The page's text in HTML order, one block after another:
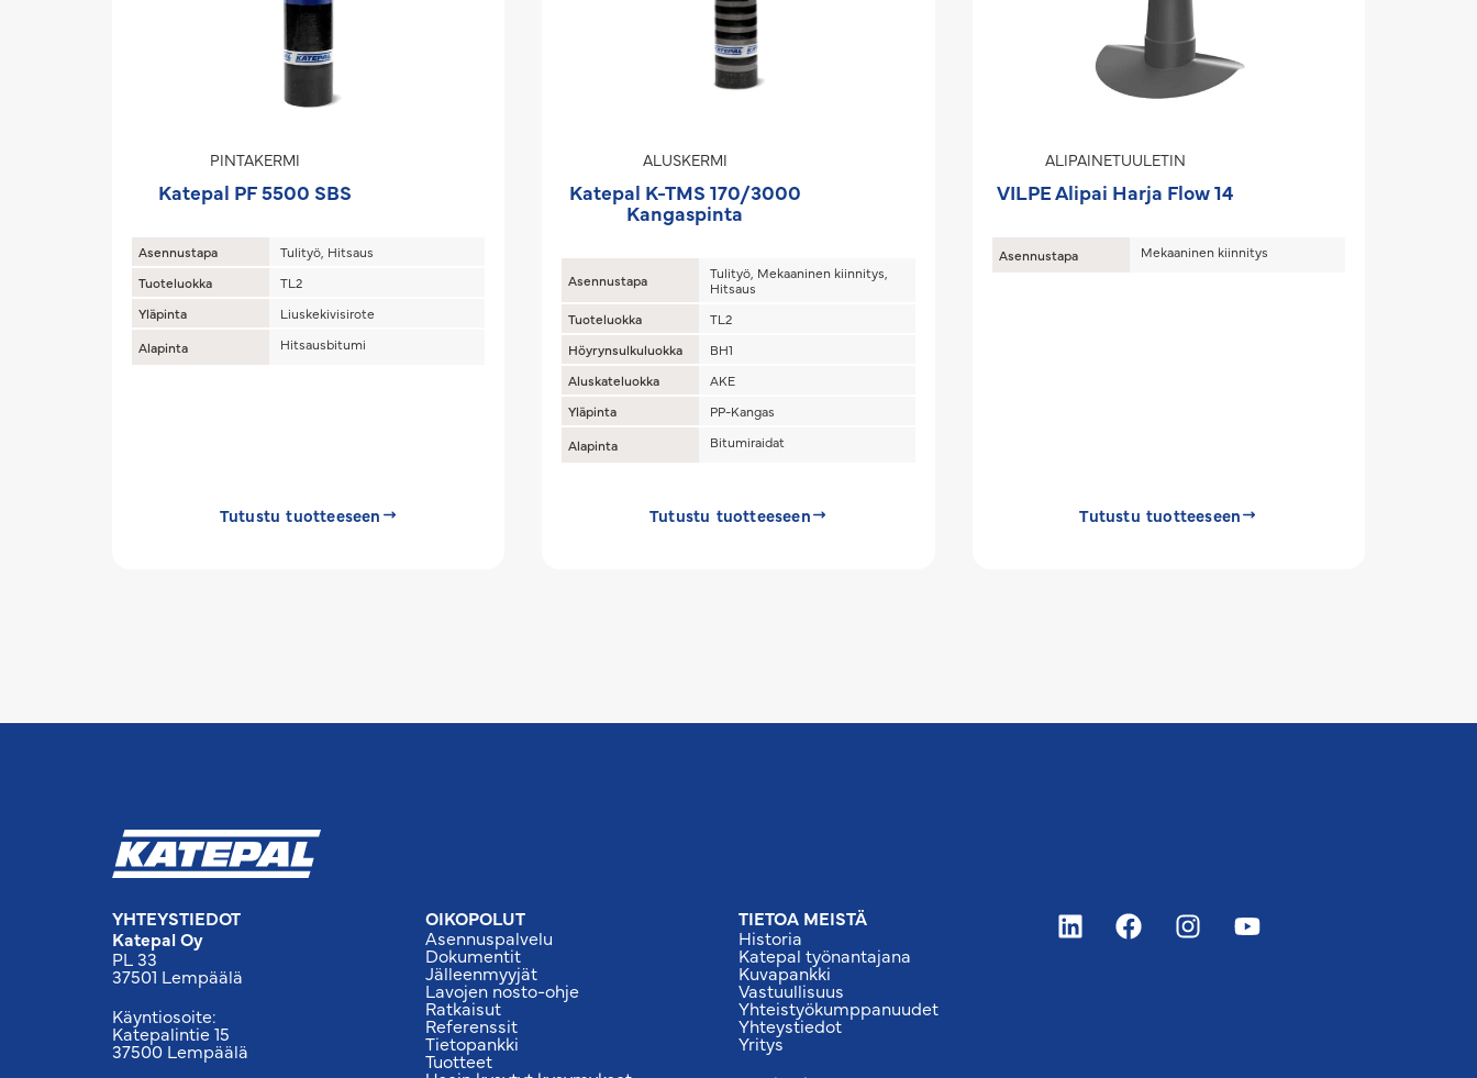
PINTAKERMI
Katepal PF 5500 SBS
Asennustapa
Tulityö, Hitsaus
Tuoteluokka
TL2
Yläpinta
Liuskekivisirote
Alapinta
Hitsausbitumi
Tutustu tuotteeseen
ALUSKERMI
Katepal K-TMS 170/3000
Kangaspinta
Asennustapa
Tulityö, Mekaaninen kiinnitys,
Hitsaus
Tuoteluokka
TL2
Höyrynsulkuluokka
BH1
Aluskateluokka
AKE
Yläpinta
PP-Kangas
Alapinta
Bitumiraidat
Tutustu tuotteeseen
ALIPAINETUULETIN
VILPE Alipai Harja Flow 14
Asennustapa Mekaaninen kiinnitys
Tutustu tuotteeseen
YHTEYSTIEDOT
Katepal Oy
PL 33
37501 Lempäälä
Käyntiosoite:
Katepalintie 15
37500 Lempäälä
OIKOPOLUT
Asennuspalvelu
Dokumentit
Jälleenmyyjät
Lavojen nosto-ohje
Ratkaisut
Referenssit
Tietopankki
Tuotteet
TIETOA MEISTÄ
Historia
Katepal työnantajana
Kuvapankki
Vastuullisuus
Yhteistyökumppanuudet
Yhteystiedot
Yritys